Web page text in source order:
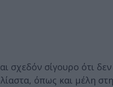
σχεδόν σίγουρο ότι
όπως και μέλη